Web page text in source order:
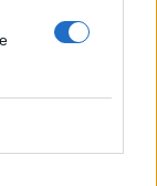
rysy. To
to
i starać